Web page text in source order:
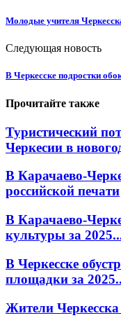
Молодые учителя
Следующая новость
В Черкесске подростки
Прочитайте также
Туристический
Черкесии в
В Карачаево-
российской печати
В Карачаево-
культуры за
В Черкесске
площадки за
Жители